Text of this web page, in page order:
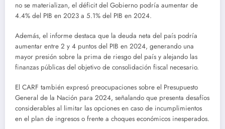
no se materializan, el déficit del Gobierno podría aumentar de
4.4% del PIB en 2023 a 5.1% del PIB en 2024.
Además, el informe destaca que la deuda neta del país podría
aumentar entre 2 y 4 puntos del PIB en 2024, generando una
mayor presión sobre la prima de riesgo del país y alejando las
finanzas públicas del objetivo de consolidación fiscal necesario.
El CARF también expresó preocupaciones sobre el Presupuesto
General de la Nación para 2024, señalando que presenta desafíos
considerables al limitar las opciones en caso de incumplimientos
en el plan de ingresos o frente a choques económicos inesperados.